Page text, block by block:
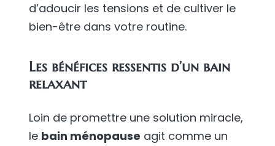
d’adoucir les tensions et de cultiver le
bien-être dans votre routine.
Les bénéfices ressentis d’un bain
relaxant
Loin de promettre une solution miracle,
le bain ménopause agit comme un